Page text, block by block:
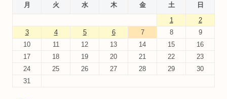
月 火 水 木 金 土
日
1
2
3
4 5 6 7 8
9
10
11 12 13 14 15
16
17
18 19 20 21 22
23
24
25 26 27 28 29
30
31